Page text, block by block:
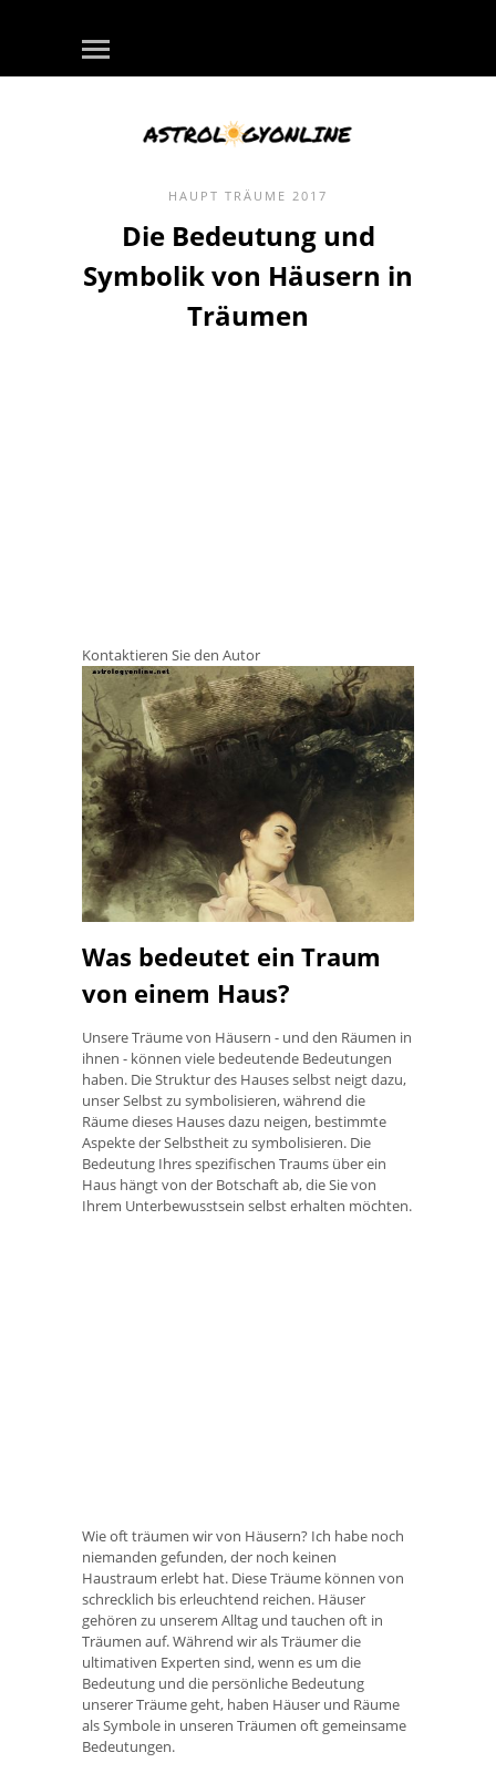
HAUPT TRÄUME 2017
Die Bedeutung und
Symbolik von Häusern in
Träumen
Kontaktieren Sie den Autor
Was bedeutet ein Traum
von einem Haus?
Unsere Träume von Häusern - und den Räumen in
ihnen - können viele bedeutende Bedeutungen
haben. Die Struktur des Hauses selbst neigt dazu,
unser Selbst zu symbolisieren, während die
Räume dieses Hauses dazu neigen, bestimmte
Aspekte der Selbstheit zu symbolisieren. Die
Bedeutung Ihres spezifischen Traums über ein
Haus hängt von der Botschaft ab, die Sie von
Ihrem Unterbewusstsein selbst erhalten möchten.
Wie oft träumen wir von Häusern? Ich habe noch
niemanden gefunden, der noch keinen
Haustraum erlebt hat. Diese Träume können von
schrecklich bis erleuchtend reichen. Häuser
gehören zu unserem Alltag und tauchen oft in
Träumen auf. Während wir als Träumer die
ultimativen Experten sind, wenn es um die
Bedeutung und die persönliche Bedeutung
unserer Träume geht, haben Häuser und Räume
als Symbole in unseren Träumen oft gemeinsame
Bedeutungen.